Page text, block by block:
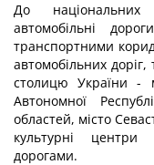
До національних
автомобільні
транспортними
автомобільних
столицю України -
Автономної
областей, місто
культурні
дорогами.